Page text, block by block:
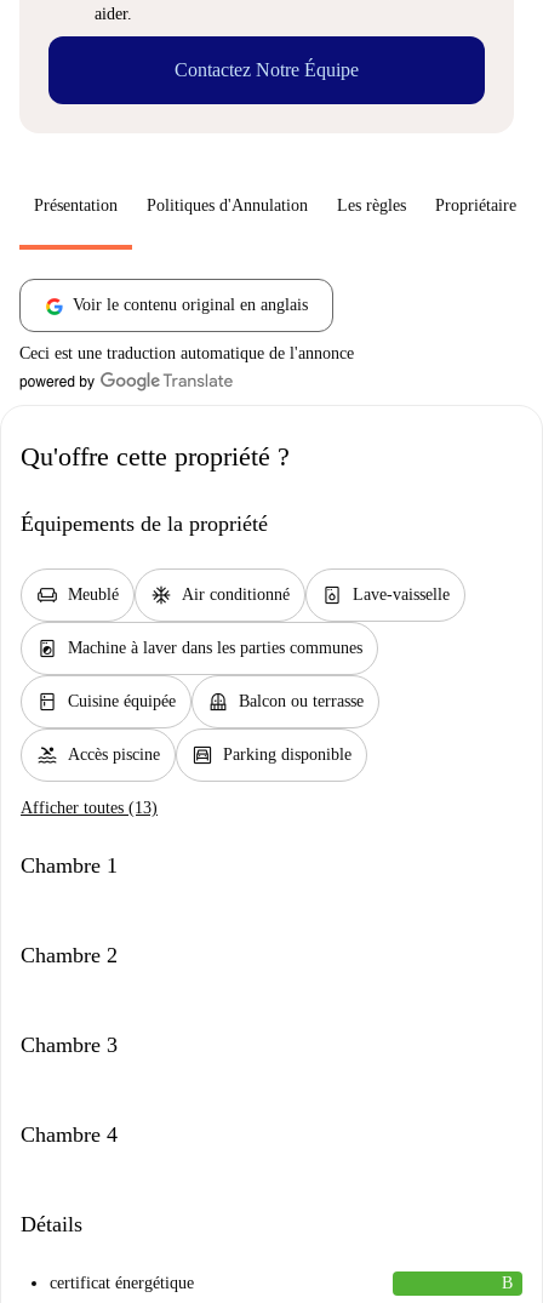
aider.
Contactez Notre Équipe
Présentation Politiques d'Annulation Les règles Propriétaire
Voir le contenu original en anglais
Ceci est une traduction automatique de l'annonce
Qu'offre cette propriété ?
Équipements de la propriété
chair Meublé ac_unit Air conditionné dishwasher_gen Lave-vaisselle
local_laundry_service Machine à laver dans les parties communes
kitchen Cuisine équipée balcony Balcon ou terrasse
pool Accès piscine garage Parking disponible
Afficher toutes (13)
Chambre 1
Chambre 2
Chambre 3
Chambre 4
Détails
certificat énergétique
B